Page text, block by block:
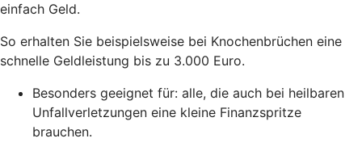
einfach Geld.
So erhalten Sie beispielsweise bei Knochenbrüchen eine
schnelle Geldleistung bis zu 3.000 Euro.
Besonders geeignet für: alle, die auch bei heilbaren
Unfallverletzungen eine kleine Finanzspritze
brauchen.